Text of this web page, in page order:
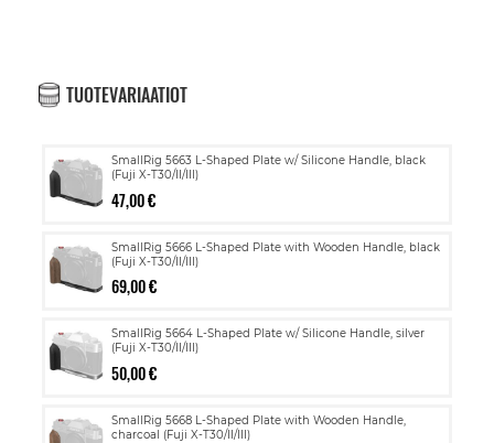
TUOTEVARIAATIOT
SmallRig 5663 L-Shaped Plate w/ Silicone Handle, black
(Fuji X-T30/II/III)
47,00 €
SmallRig 5666 L-Shaped Plate with Wooden Handle, black
(Fuji X-T30/II/III)
69,00 €
SmallRig 5664 L-Shaped Plate w/ Silicone Handle, silver
(Fuji X-T30/II/III)
50,00 €
SmallRig 5668 L-Shaped Plate with Wooden Handle,
charcoal (Fuji X-T30/II/III)